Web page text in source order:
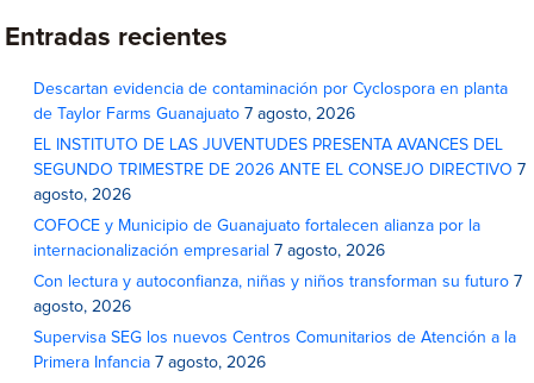
Entradas recientes
Descartan evidencia de contaminación por Cyclospora en planta
de Taylor Farms Guanajuato 7 agosto, 2026
EL INSTITUTO DE LAS JUVENTUDES PRESENTA AVANCES DEL
SEGUNDO TRIMESTRE DE 2026 ANTE EL CONSEJO DIRECTIVO 7
agosto, 2026
COFOCE y Municipio de Guanajuato fortalecen alianza por la
internacionalización empresarial 7 agosto, 2026
Con lectura y autoconfianza, niñas y niños transforman su futuro 7
agosto, 2026
Supervisa SEG los nuevos Centros Comunitarios de Atención a la
Primera Infancia 7 agosto, 2026